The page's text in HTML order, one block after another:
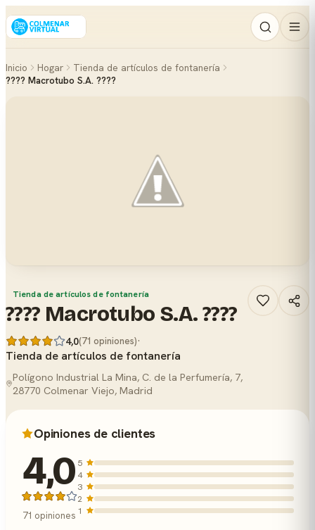
Inicio Hogar
Tienda de artículos de fontanería
????️ Macrotubo S.A. ????
Tienda de artículos de fontanería
????️ Macrotubo S.A. ????
4,0(71 opiniones)·
Tienda de artículos de fontanería
Polígono Industrial La Mina, C. de la Perfumería, 7,
28770 Colmenar Viejo, Madrid
Opiniones de clientes
4,0
71 opiniones
5
4
3
2
1